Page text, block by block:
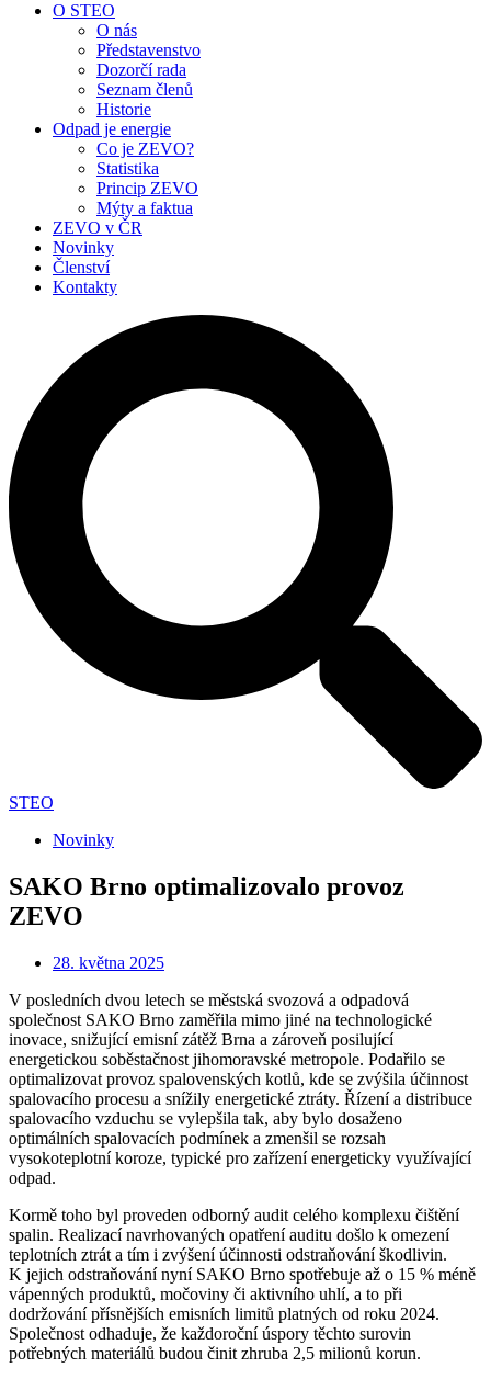
O STEO
O nás
Představenstvo
Dozorčí rada
Seznam členů
Historie
Odpad je energie
Co je ZEVO?
Statistika
Princip ZEVO
Mýty a faktua
ZEVO v ČR
Novinky
Členství
Kontakty
STEO
Novinky
SAKO Brno optimalizovalo provoz
ZEVO
28. května 2025
V posledních dvou letech se městská svozová a odpadová
společnost SAKO Brno zaměřila mimo jiné na technologické
inovace, snižující emisní zátěž Brna a zároveň posilující
energetickou soběstačnost jihomoravské metropole. Podařilo se
optimalizovat provoz spalovenských kotlů, kde se zvýšila účinnost
spalovacího procesu a snížily energetické ztráty. Řízení a distribuce
spalovacího vzduchu se vylepšila tak, aby bylo dosaženo
optimálních spalovacích podmínek a zmenšil se rozsah
vysokoteplotní koroze, typické pro zařízení energeticky využívající
odpad.
Kormě toho byl proveden odborný audit celého komplexu čištění
spalin. Realizací navrhovaných opatření auditu došlo k omezení
teplotních ztrát a tím i zvýšení účinnosti odstraňování škodlivin.
K jejich odstraňování nyní SAKO Brno spotřebuje až o 15 % méně
vápenných produktů, močoviny či aktivního uhlí, a to při
dodržování přísnějších emisních limitů platných od roku 2024.
Společnost odhaduje, že každoroční úspory těchto surovin
potřebných materiálů budou činit zhruba 2,5 milionů korun.